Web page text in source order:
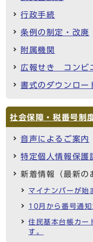
行政手続
条例の制定・改廃
附属機関
広報せき コンビ
書式のダウンロー
社会保障・税番号制
音声によるご案内
特定個人情報保護
新着情報（最新の
マイナンバーが始
10月から番号通知
住民基本台帳カー
す。